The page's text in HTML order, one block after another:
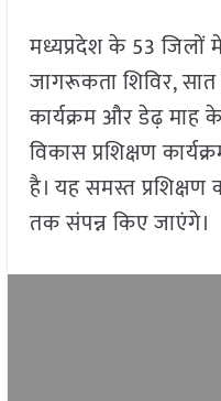
मध्यप्रदेश के 53 जिलों
जागरूकता शिविर,
कार्यक्रम और डेढ़ माह
विकास प्रशिक्षण
है। यह समस्त प्रशिक्षण
तक संपन्न किए जाएंगे।